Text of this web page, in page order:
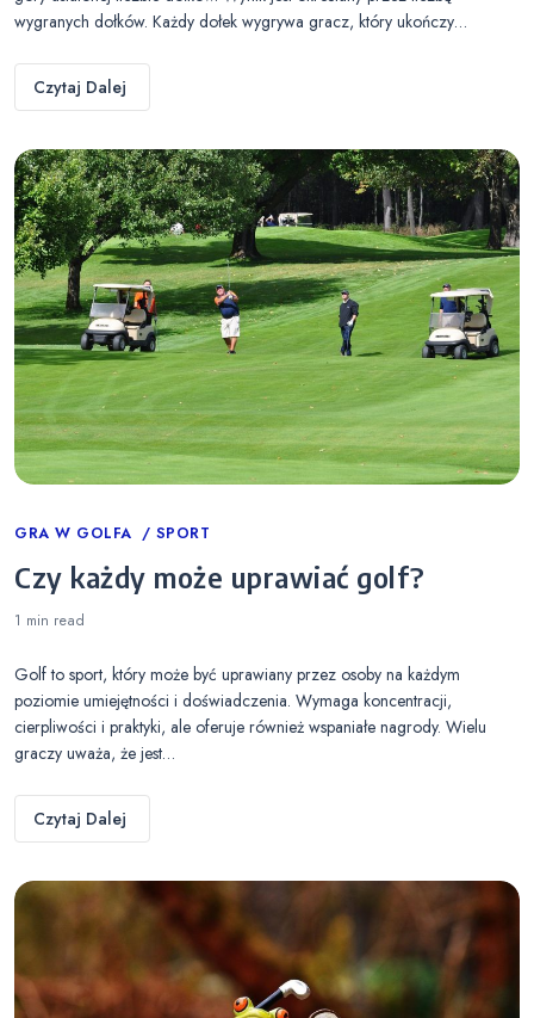
wygranych dołków. Każdy dołek wygrywa gracz, który ukończy…
Czytaj Dalej
Categories
GRA W GOLFA SPORT
Czy każdy może uprawiać golf?
1 min read
Golf to sport, który może być uprawiany przez osoby na każdym
poziomie umiejętności i doświadczenia. Wymaga koncentracji,
cierpliwości i praktyki, ale oferuje również wspaniałe nagrody. Wielu
graczy uważa, że jest…
Czytaj Dalej